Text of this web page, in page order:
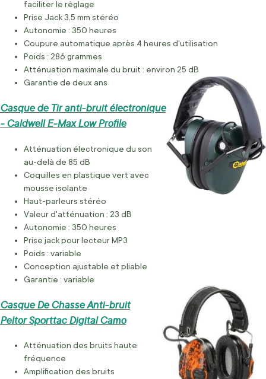
faciliter le réglage
Prise Jack 3,5 mm stéréo
Autonomie : 350 heures
Coupure automatique après 4 heures d'utilisation
Poids : 286 grammes
Atténuation maximale du bruit : environ 25 dB
Garantie de deux ans
Casque de Tir anti-bruit électronique
- Caldwell E-Max Low Profile
Atténuation électronique du son
au-delà de 85 dB
Coquilles en plastique vert avec
mousse isolante
Haut-parleurs stéréo
Valeur d'atténuation : 23 dB
Autonomie : 350 heures
Prise jack pour lecteur MP3
Poids : variable
Conception ajustable et pliable
Garantie : variable
Casque De Chasse Anti-bruit
Peltor Sporttac Digital Camo
Atténuation des bruits haute
fréquence
Amplification des bruits